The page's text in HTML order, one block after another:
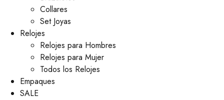
Collares
Set Joyas
Relojes
Relojes para Hombres
Relojes para Mujer
Todos los Relojes
Empaques
SALE